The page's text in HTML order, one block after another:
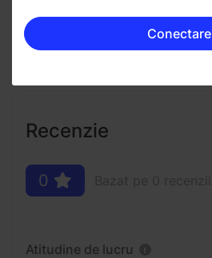
Mesaj
Recenzie
0
Atitudine de lucru
Conectare